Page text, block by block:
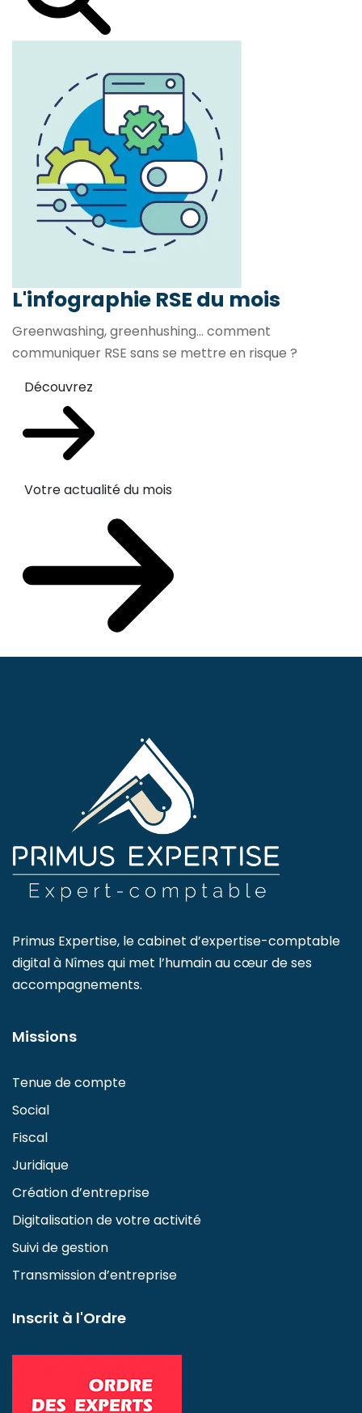
L'infographie RSE du mois
Greenwashing, greenhushing… comment
communiquer RSE sans se mettre en risque ?
Découvrez
Votre actualité du mois
Primus Expertise, le cabinet d’expertise-comptable
digital à Nîmes qui met l’humain au cœur de ses
accompagnements.
Missions
Tenue de compte
Social
Fiscal
Juridique
Création d’entreprise
Digitalisation de votre activité
Suivi de gestion
Transmission d’entreprise
Inscrit à l'Ordre